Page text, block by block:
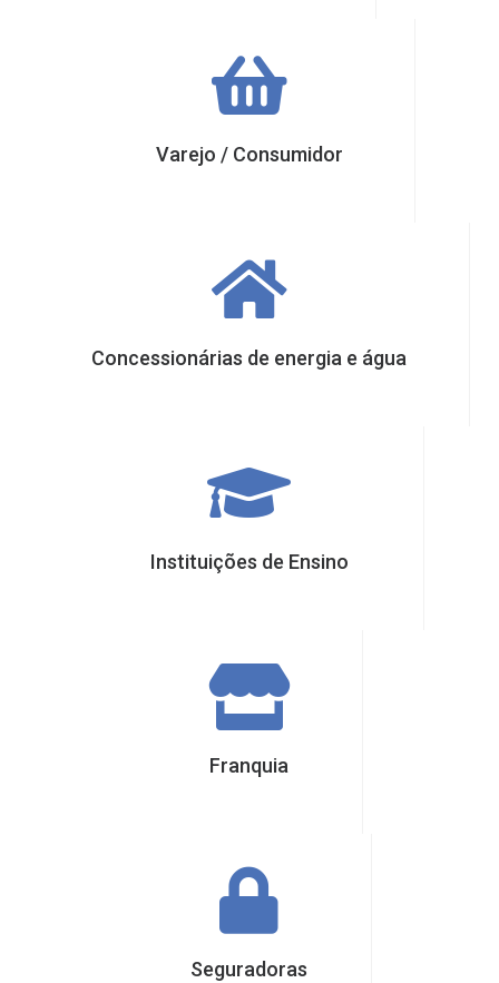
Varejo / Consumidor
Concessionárias de energia e água
Instituições de Ensino
Franquia
Seguradoras